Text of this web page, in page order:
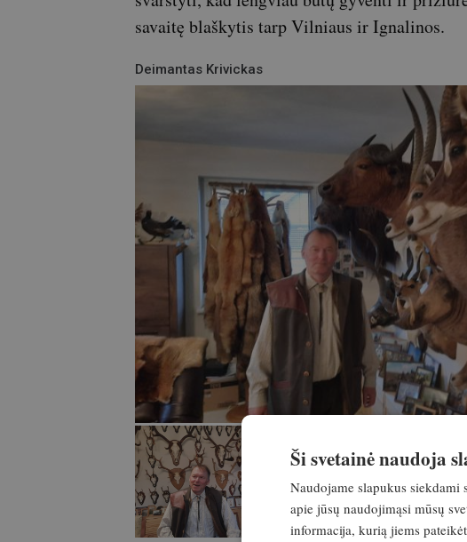
savaitę blaškytis tarp Vilniaus ir Ignalinos.
Deimantas Krivickas
Ši svetainė naudoja
Naudojame slapukus
apie jūsų naudojimąsi mūsų
informacija, kurią jiems